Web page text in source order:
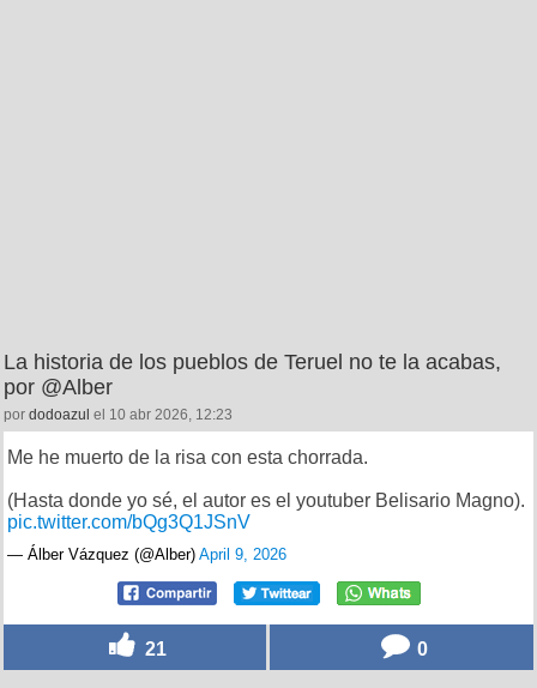
La historia de los pueblos de Teruel no te la acabas,
por @Alber
por dodoazul el 10 abr 2026, 12:23
Me he muerto de la risa con esta chorrada.
(Hasta donde yo sé, el autor es el youtuber Belisario Magno).
pic.twitter.com/bQg3Q1JSnV
— Álber Vázquez (@Alber) April 9, 2026
21 0